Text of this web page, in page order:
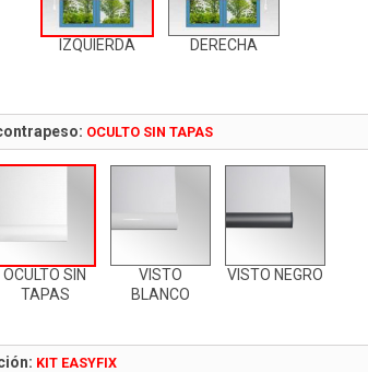
IZQUIERDA DERECHA
OCULTO SIN TAPAS
OCULTO SIN
TAPAS
VISTO
BLANCO
VISTO NEGRO
KIT EASYFIX